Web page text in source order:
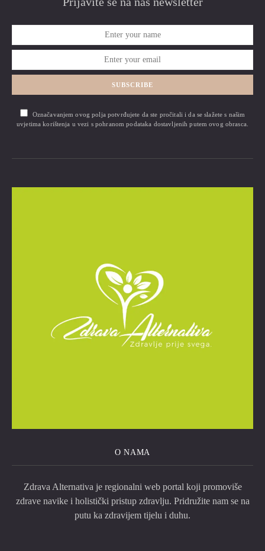
SUBSCRIBE
Označavanjem ovog polja potvrđujete da ste pročitali i da se slažete s našim
uvjetima korištenja u vezi s pohranom podataka dostavljenih putem ovog obrasca.
O NAMA
Zdrava Alternativa je regionalni web portal koji promoviše
zdrave navike i holistički pristup zdravlju. Pridružite nam se na
putu ka zdravijem tijelu i duhu.